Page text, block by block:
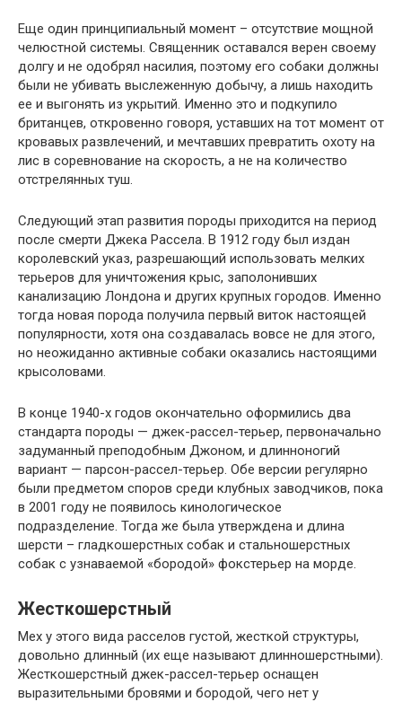
Еще один принципиальный момент – отсутствие мощной
челюстной системы. Священник оставался верен своему
долгу и не одобрял насилия, поэтому его собаки должны
были не убивать выслеженную добычу, а лишь находить
ее и выгонять из укрытий. Именно это и подкупило
британцев, откровенно говоря, уставших на тот момент от
кровавых развлечений, и мечтавших превратить охоту на
лис в соревнование на скорость, а не на количество
отстрелянных туш.
Следующий этап развития породы приходится на период
после смерти Джека Рассела. В 1912 году был издан
королевский указ, разрешающий использовать мелких
терьеров для уничтожения крыс, заполонивших
канализацию Лондона и других крупных городов. Именно
тогда новая порода получила первый виток настоящей
популярности, хотя она создавалась вовсе не для этого,
но неожиданно активные собаки оказались настоящими
крысоловами.
В конце 1940-х годов окончательно оформились два
стандарта породы — джек-рассел-терьер, первоначально
задуманный преподобным Джоном, и длинноногий
вариант — парсон-рассел-терьер. Обе версии регулярно
были предметом споров среди клубных заводчиков, пока
в 2001 году не появилось кинологическое
подразделение. Тогда же была утверждена и длина
шерсти – гладкошерстных собак и стальношерстных
собак с узнаваемой «бородой» фокстерьер на морде.
Жесткошерстный
Мех у этого вида расселов густой, жесткой структуры,
довольно длинный (их еще называют длинношерстными).
Жесткошерстный джек-рассел-терьер оснащен
выразительными бровями и бородой, чего нет у